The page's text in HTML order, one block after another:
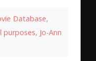
Database,
purposes, Jo-Ann